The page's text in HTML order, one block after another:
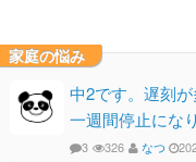
家庭の悩み
中2です。遅刻
一週間停止にな
3 326 なつ